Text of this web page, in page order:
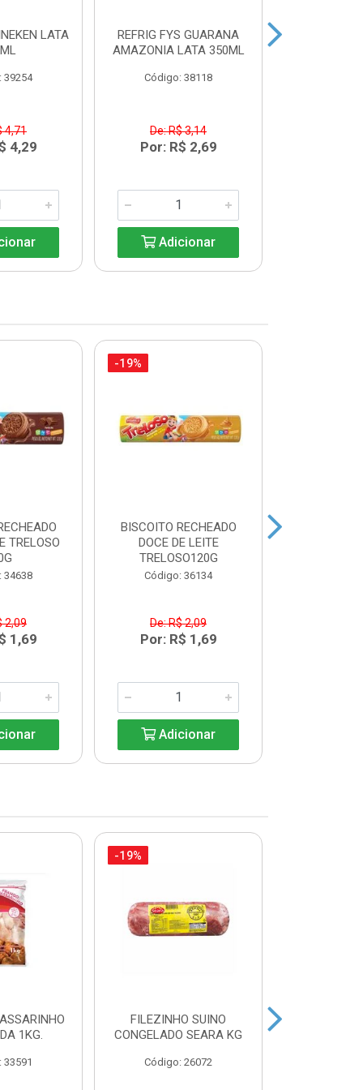
LATA
39254
4,71
4,29
REFRIG FYS GUARANA
AMAZONIA LATA 350ML
Código: 38118
De: R$ 3,14
Por: R$ 2,69
Adicionar
TRELOSO
34638
2,09
1,69
-19%
BISCOITO RECHEADO
DOCE DE LEITE
TRELOSO120G
Código: 36134
De: R$ 2,09
Por: R$ 1,69
Adicionar
1KG.
33591
-19%
FILEZINHO SUINO
CONGELADO SEARA KG
Código: 26072